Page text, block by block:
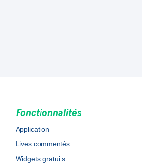
Fonctionnalités
Application
Lives commentés
Widgets gratuits